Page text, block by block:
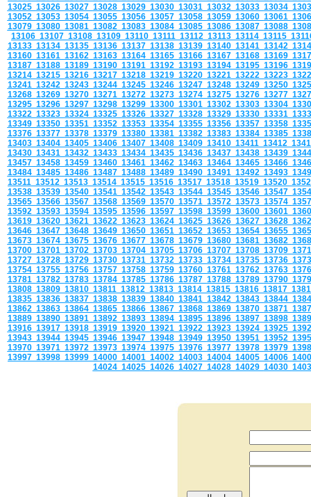
13025 13026 13027 13028 13029 13030 13031 13032 13033 13034
13052 13053 13054 13055 13056 13057 13058 13059 13060 13061
13079 13080 13081 13082 13083 13084 13085 13086 13087 13088
13106 13107 13108 13109 13110 13111 13112 13113 13114 13115
13133 13134 13135 13136 13137 13138 13139 13140 13141 13142
13160 13161 13162 13163 13164 13165 13166 13167 13168 13169
13187 13188 13189 13190 13191 13192 13193 13194 13195 13196
13214 13215 13216 13217 13218 13219 13220 13221 13222 13223
13241 13242 13243 13244 13245 13246 13247 13248 13249 13250
13268 13269 13270 13271 13272 13273 13274 13275 13276 13277
13295 13296 13297 13298 13299 13300 13301 13302 13303 13304
13322 13323 13324 13325 13326 13327 13328 13329 13330 13331
13349 13350 13351 13352 13353 13354 13355 13356 13357 13358
13376 13377 13378 13379 13380 13381 13382 13383 13384 13385
13403 13404 13405 13406 13407 13408 13409 13410 13411 13412
13430 13431 13432 13433 13434 13435 13436 13437 13438 13439
13457 13458 13459 13460 13461 13462 13463 13464 13465 13466
13484 13485 13486 13487 13488 13489 13490 13491 13492 13493
13511 13512 13513 13514 13515 13516 13517 13518 13519 13520
13538 13539 13540 13541 13542 13543 13544 13545 13546 13547
13565 13566 13567 13568 13569 13570 13571 13572 13573 13574
13592 13593 13594 13595 13596 13597 13598 13599 13600 13601
13619 13620 13621 13622 13623 13624 13625 13626 13627 13628
13646 13647 13648 13649 13650 13651 13652 13653 13654 13655
13673 13674 13675 13676 13677 13678 13679 13680 13681 13682
13700 13701 13702 13703 13704 13705 13706 13707 13708 13709
13727 13728 13729 13730 13731 13732 13733 13734 13735 13736
13754 13755 13756 13757 13758 13759 13760 13761 13762 13763
13781 13782 13783 13784 13785 13786 13787 13788 13789 13790
13808 13809 13810 13811 13812 13813 13814 13815 13816 13817
13835 13836 13837 13838 13839 13840 13841 13842 13843 13844
13862 13863 13864 13865 13866 13867 13868 13869 13870 13871
13889 13890 13891 13892 13893 13894 13895 13896 13897 13898
13916 13917 13918 13919 13920 13921 13922 13923 13924 13925
13943 13944 13945 13946 13947 13948 13949 13950 13951 13952
13970 13971 13972 13973 13974 13975 13976 13977 13978 13979
13997 13998 13999 14000 14001 14002 14003 14004 14005 14006
14024 14025 14026 14027 14028 14029 14030